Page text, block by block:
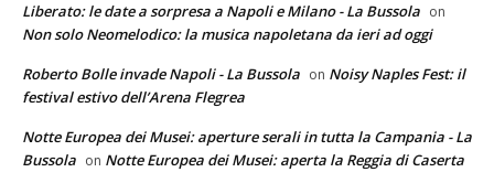
Liberato: le date a sorpresa a Napoli e Milano - La Bussola on
Non solo Neomelodico: la musica napoletana da ieri ad oggi
Roberto Bolle invade Napoli - La Bussola on Noisy Naples Fest: il
festival estivo dell’Arena Flegrea
Notte Europea dei Musei: aperture serali in tutta la Campania - La
Bussola on Notte Europea dei Musei: aperta la Reggia di Caserta